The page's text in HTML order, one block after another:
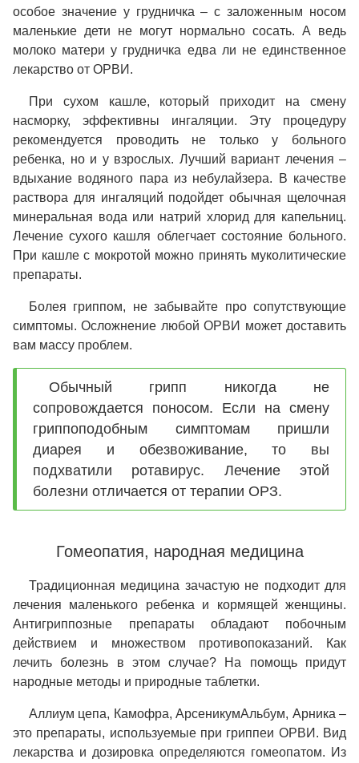
особое значение у грудничка – с заложенным носом
маленькие дети не могут нормально сосать. А ведь
молоко матери у грудничка едва ли не единственное
лекарство от ОРВИ.
При сухом кашле, который приходит на смену
насморку, эффективны ингаляции. Эту процедуру
рекомендуется проводить не только у больного
ребенка, но и у взрослых. Лучший вариант лечения –
вдыхание водяного пара из небулайзера. В качестве
раствора для ингаляций подойдет обычная щелочная
минеральная вода или натрий хлорид для капельниц.
Лечение сухого кашля облегчает состояние больного.
При кашле с мокротой можно принять муколитические
препараты.
Болея гриппом, не забывайте про сопутствующие
симптомы. Осложнение любой ОРВИ может доставить
вам массу проблем.
Обычный грипп никогда не
сопровождается поносом. Если на смену
гриппоподобным симптомам пришли
диарея и обезвоживание, то вы
подхватили ротавирус. Лечение этой
болезни отличается от терапии ОРЗ.
Гомеопатия, народная медицина
Традиционная медицина зачастую не подходит для
лечения маленького ребенка и кормящей женщины.
Антигриппозные препараты обладают побочным
действием и множеством противопоказаний. Как
лечить болезнь в этом случае? На помощь придут
народные методы и природные таблетки.
Аллиум цепа, Камофра, АрсеникумАльбум, Арника –
это препараты, используемые при гриппеи ОРВИ. Вид
лекарства и дозировка определяются гомеопатом. Из